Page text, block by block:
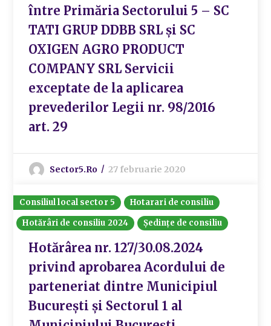
între Primăria Sectorului 5 – SC
TATI GRUP DDBB SRL și SC
OXIGEN AGRO PRODUCT
COMPANY SRL Servicii
exceptate de la aplicarea
prevederilor Legii nr. 98/2016
art. 29
Sector5.ro 27 februarie 2020
Consiliul local sector 5
Hotarari de consiliu
Hotărâri de consiliu 2024
Ședințe de consiliu
Hotărârea nr. 127/30.08.2024
privind aprobarea Acordului de
parteneriat dintre Municipiul
București și Sectorul 1 al